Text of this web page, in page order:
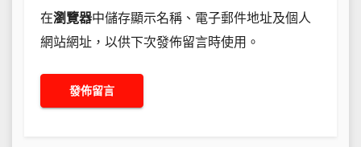
在瀏覽器中儲存顯示名稱、電子郵件地址及個人
網站網址，以供下次發佈留言時使用。